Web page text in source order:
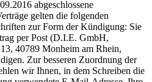
abgeschlossene
gelten die folgenden
zur Form der Kündigung: Sie
per Post (D.I.E. GmbH,
40789 Monheim am Rhein,
Zur besseren Zuordnung der
wir Ihnen, in dem Schreiben die